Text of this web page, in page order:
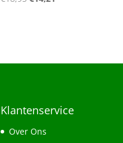
Klantenservice
Over Ons